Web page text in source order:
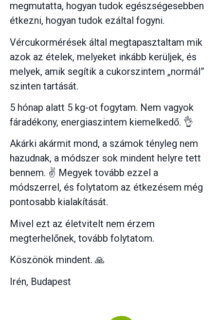
megmutatta, hogyan tudok egészségesebben
étkezni, hogyan tudok ezáltal fogyni.
Vércukormérések által megtapasztaltam mik
azok az ételek, melyeket inkább kerüljek, és
melyek, amik segítik a cukorszintem „normál”
szinten tartását.
5 hónap alatt 5 kg-ot fogytam. Nem vagyok
fáradékony, energiaszintem kiemelkedő. 👌
Akárki akármit mond, a számok tényleg nem
hazudnak, a módszer sok mindent helyre tett
bennem. ✌️ Megyek tovább ezzel a
módszerrel, és folytatom az étkezésem még
pontosabb kialakítását.
Mivel ezt az életvitelt nem érzem
megterhelőnek, tovább folytatom.
Köszönök mindent. 🙏
Irén, Budapest